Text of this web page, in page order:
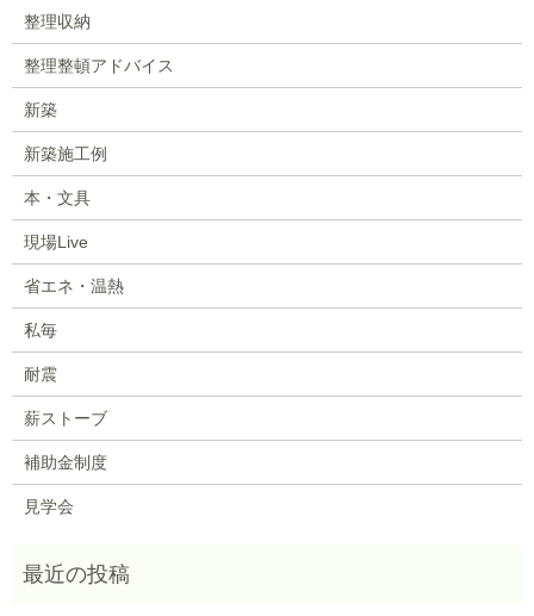
整理収納
整理整頓アドバイス
新築
新築施工例
本・文具
現場Live
省エネ・温熱
私毎
耐震
薪ストーブ
補助金制度
見学会